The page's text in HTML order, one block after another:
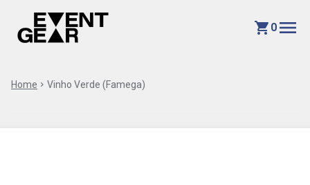
shopping_cart 0 menu
Home chevron_right Vinho Verde (Famega)